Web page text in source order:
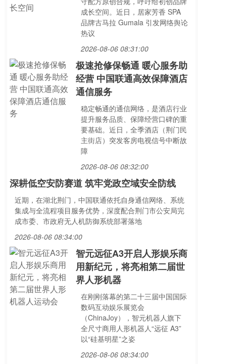
成长空间。近日，居家芳香 SPA
品牌古马拉 Gumala 引发网络舆论
热议
2026-08-06 08:31:00
极速抢修保畅通 暖心服务助
经营 中国联通高效保障酒店
通信服务
稳定畅通的通信网络，是酒店行业
提升服务品质、保障经营口碑的重
要基础。近日，全季酒店（荆门民
主街店）突发客房电视信号中断故
障
2026-08-06 08:32:00
深耕低空安防赛道 筑牢党政空域安全防线
近期，在湖北荆门，中国联通依托自身通信网络、系统
集成与全流程项目服务优势，深度配合荆门市公安局完
成市委、市政府无人机防御系统部署落地
2026-08-06 08:34:00
智元远征A3开启人形娱乐商
用新纪元，将亮相第二届世
界人形机器
在刚刚落幕的第二十三届中国国际
数码互动娱乐展览会
（ChinaJoy），智元机器人旗下
全尺寸商用人形机器人“远征 A3”
以“硅基明星”之姿
2026-08-06 08:34:00